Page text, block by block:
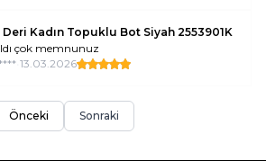
Deri Kadın Topuklu Bot Siyah 2553901K
çok memnunuz
13.03.2026
Önceki Sonraki